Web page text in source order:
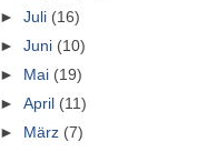
►Juli (16)
►Juni (10)
►
Mai (19)
►April (11)
►
März (7)